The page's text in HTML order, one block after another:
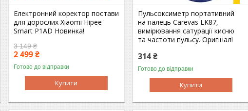
Електронний коректор постави
для дорослих Xiaomi Hipee
Smart P1AD Новинка!
3 149 ₴
2 499 ₴
Готово до відправки
Купити
Пульсоксиметр портативний
на палець Carevas LK87,
вимірювання сатурації кисню
та частоти пульсу. Оригінал!
314 ₴
Готово до відправки
Купити